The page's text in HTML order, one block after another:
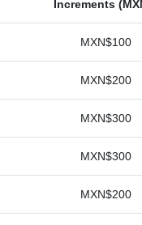
Increments
MXN$100
MXN$200
MXN$300
MXN$300
MXN$200